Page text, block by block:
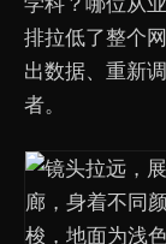
排拉低了整个
出数据、重新
者。